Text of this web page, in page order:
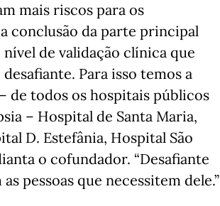
mais riscos para os
conclusão da parte principal
de validação clínica que
Para isso temos a
de todos os hospitais públicos
– Hospital de Santa Maria,
D. Estefânia, Hospital São
o cofundador. “Desafiante
pessoas que necessitem dele.”